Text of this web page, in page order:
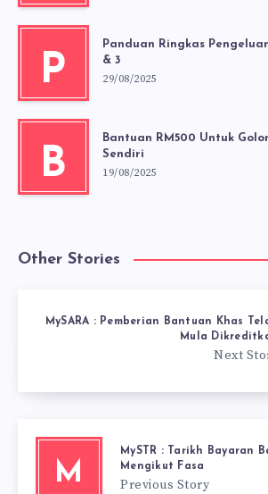
P
Panduan Ringkas
& 3
29/08/2025
B
Bantuan RM500 Untuk
Sendiri
19/08/2025
Other Stories
MySARA : Pemberian Bantuan Khas
Mula
Next
M
MySTR : Tarikh Bayaran
Mengikut Fasa
Previous Story